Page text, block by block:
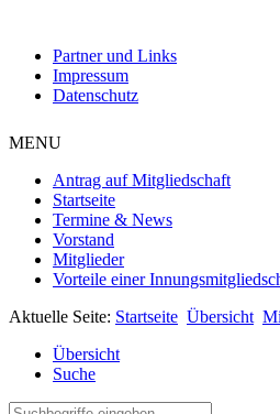
Partner und Links
Impressum
Datenschutz
MENU
Antrag auf Mitgliedschaft
Startseite
Termine & News
Vorstand
Mitglieder
Vorteile einer
Aktuelle Seite: Startseite Übersicht
Übersicht
Suche